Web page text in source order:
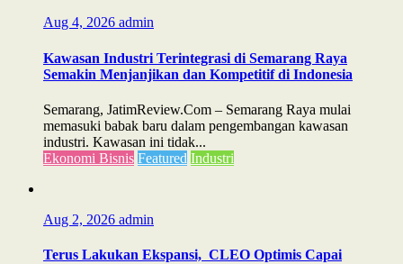
Aug 4, 2026 admin
Kawasan Industri Terintegrasi di Semarang Raya
Semakin Menjanjikan dan Kompetitif di Indonesia
Semarang, JatimReview.Com – Semarang Raya mulai
memasuki babak baru dalam pengembangan kawasan
industri. Kawasan ini tidak...
Ekonomi Bisnis Featured Industri
Aug 2, 2026 admin
Terus Lakukan Ekspansi, CLEO Optimis Capai